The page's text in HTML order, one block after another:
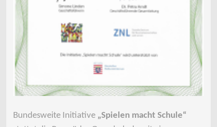
Bundesweite Initiative „Spielen macht Schule“